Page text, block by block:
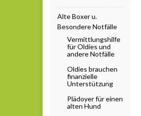
Alte Boxer u.
Besondere Notfälle
Vermittlungshilfe
für Oldies und
andere Notfälle
Oldies brauchen
finanzielle
Unterstützung
Plädoyer für einen
alten Hund